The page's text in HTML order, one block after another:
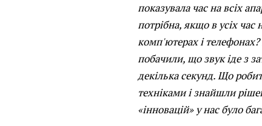
показувала час на всіх
потрібна, якщо в усіх
комп'ютерах і
побачили, що звук іде з
декілька секунд. Що
техніками і знайшли
«інновацій» у нас було